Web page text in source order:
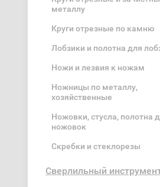
металлу
Круги отрезные по камню
Лобзики и полотна для
Ножи и лезвия к ножам
Ножницы по металлу,
хозяйственные
Ножовки, стусла, полотна
ножовок
Скребки и стеклорезы
Сверлильный